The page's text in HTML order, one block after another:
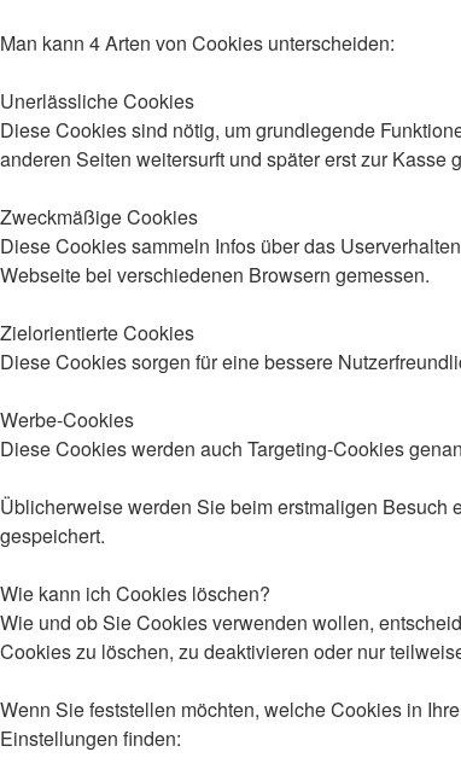
Man kann 4 Arten von Cookies unterscheiden:
Unerlässliche Cookies
Diese Cookies sind nötig, um grundlegende
anderen Seiten weitersurft und später erst zur
Zweckmäßige Cookies
Diese Cookies sammeln Infos über das
Webseite bei verschiedenen Browsern gemessen.
Zielorientierte Cookies
Diese Cookies sorgen für eine bessere
Werbe-Cookies
Diese Cookies werden auch Targeting-Cookies
Üblicherweise werden Sie beim erstmaligen
gespeichert.
Wie kann ich Cookies löschen?
Wie und ob Sie Cookies verwenden wollen,
Cookies zu löschen, zu deaktivieren oder nur
Wenn Sie feststellen möchten, welche Cookies in
Einstellungen finden: